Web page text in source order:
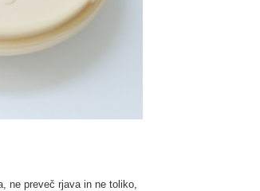
ne preveč rjava in ne toliko,